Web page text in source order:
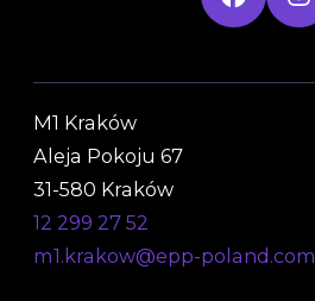
M1 Kraków
Aleja Pokoju 67
31-580 Kraków
12 299 27 52
m1.krakow@epp-poland.com